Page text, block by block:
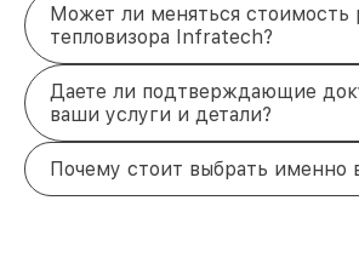
Может ли меняться стоимость
тепловизора Infratech?
Даете ли подтверждающие
ваши услуги и детали?
Почему стоит выбрать именно